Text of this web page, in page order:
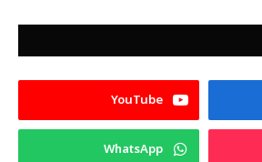
YouTube
WhatsApp